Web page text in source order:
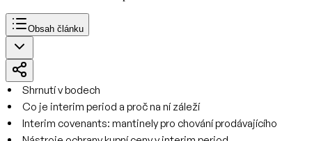
Obsah článku
Shrnutí v bodech
Co je interim period a proč na ní záleží
Interim covenants: mantinely pro chování prodávajícího